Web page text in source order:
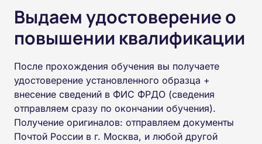
Выдаем удостоверение о
повышении квалификации
После прохождения обучения вы получаете
удостоверение установленного образца +
внесение сведений в ФИС ФРДО (сведения
отправляем сразу по окончании обучения).
Получение оригиналов: отправляем документы
Почтой России в г. Москва, и любой другой